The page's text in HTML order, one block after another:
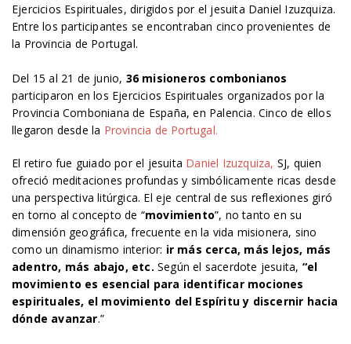
Ejercicios Espirituales, dirigidos por el jesuita Daniel Izuzquiza.
Entre los participantes se encontraban cinco provenientes de
la Provincia de Portugal.
Del 15 al 21 de junio, 36 misioneros combonianos
participaron en los Ejercicios Espirituales organizados por la
Provincia Comboniana de España, en Palencia. Cinco de ellos
llegaron desde la Provincia de Portugal.
El retiro fue guiado por el jesuita Daniel Izuzquiza, SJ, quien
ofreció meditaciones profundas y simbólicamente ricas desde
una perspectiva litúrgica. El eje central de sus reflexiones giró
en torno al concepto de “movimiento”, no tanto en su
dimensión geográfica, frecuente en la vida misionera, sino
como un dinamismo interior: ir más cerca, más lejos, más
adentro, más abajo, etc. Según el sacerdote jesuita, “el
movimiento es esencial para identificar mociones
espirituales, el movimiento del Espíritu y discernir hacia
dónde avanzar.”